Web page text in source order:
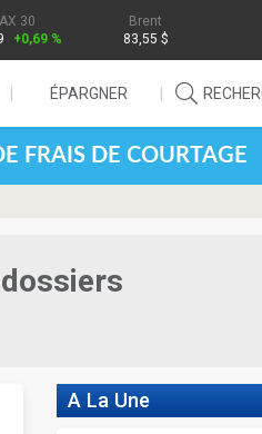
30
+0,69 %
Brent
83,55 $
ÉPARGNER
FRAIS DE COURTAGE
A La Une